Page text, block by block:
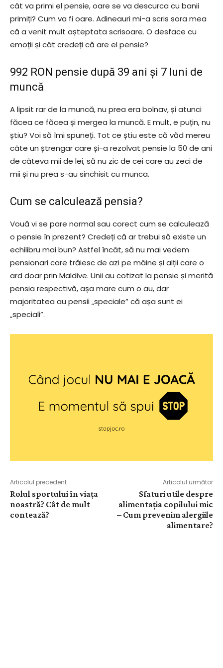
cât va primi el pensie, oare se va descurca cu banii
primiți? Cum va fi oare. Adineauri mi-a scris sora mea
că a venit mult așteptata scrisoare. O desface cu
emoții și cât credeți că are el pensie?
992 RON pensie după 39 ani și 7 luni de
muncă
A lipsit rar de la muncă, nu prea era bolnav, și atunci
făcea ce făcea și mergea la muncă. E mult, e puțin, nu
știu? Voi să îmi spuneți. Tot ce știu este că văd mereu
câte un ștrengar care și-a rezolvat pensie la 50 de ani
de câteva mii de lei, să nu zic de cei care au zeci de
mii și nu prea s-au sinchisit cu munca.
Cum se calculează pensia?
Vouă vi se pare normal sau corect cum se calculează
o pensie în prezent? Credeți că ar trebui să existe un
echilibru mai bun? Astfel încât, să nu mai vedem
pensionari care trăiesc de azi pe mâine și alții care o
ard doar prin Maldive. Unii au cotizat la pensie și merită
pensia respectivă, așa mare cum o au, dar
majoritatea au pensii „speciale” că așa sunt ei
„speciali”.
Articolul precedent
Rolul sportului în viața
noastră? Cât de mult
contează?
Articolul următor
Sfaturi utile despre
alimentația copilului mic
– Cum prevenim alergiile
alimentare?